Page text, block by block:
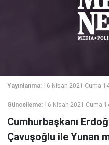
Yayınlanma: 16 Nisan 2021 Cuma
Güncelleme: 16 Nisan 2021 Cuma
Cumhurbaşkanı
Çavuşoğlu ile Yunan